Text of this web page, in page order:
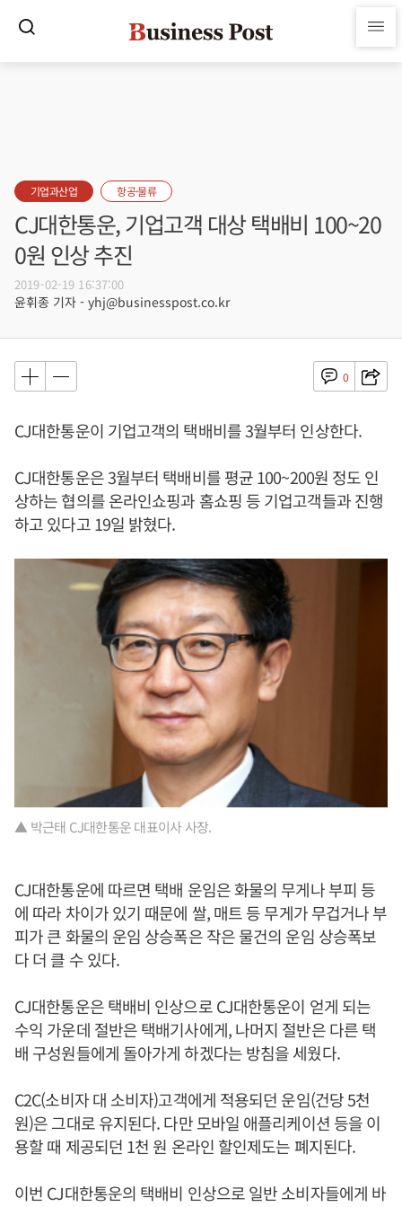
기업과산업 항공·물류
CJ대한통운, 기업고객 대상 택배비 100~20
0원 인상 추진
2019-02-19 16:37:00
윤휘종 기자 - yhj@businesspost.co.kr
0
CJ대한통운이 기업고객의 택배비를 3월부터 인상한다.
CJ대한통운은 3월부터 택배비를 평균 100~200원 정도 인
상하는 협의를 온라인쇼핑과 홈쇼핑 등 기업고객들과 진행
하고 있다고 19일 밝혔다.
▲ 박근태 CJ대한통운 대표이사 사장.
CJ대한통운에 따르면 택배 운임은 화물의 무게나 부피 등
에 따라 차이가 있기 때문에 쌀, 매트 등 무게가 무겁거나 부
피가 큰 화물의 운임 상승폭은 작은 물건의 운임 상승폭보
다 더 클 수 있다.
CJ대한통운은 택배비 인상으로 CJ대한통운이 얻게 되는
수익 가운데 절반은 택배기사에게, 나머지 절반은 다른 택
배 구성원들에게 돌아가게 하겠다는 방침을 세웠다.
C2C(소비자 대 소비자)고객에게 적용되던 운임(건당 5천
원)은 그대로 유지된다. 다만 모바일 애플리케이션 등을 이
용할 때 제공되던 1천 원 온라인 할인제도는 폐지된다.
이번 CJ대한통운의 택배비 인상으로 일반 소비자들에게 바